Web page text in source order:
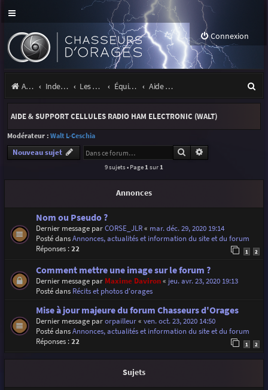
Connexion
Accueil Index du forum Les orages Équipement Aide & support cellules Radio Ham Electronic (Walt)
e
h
r
AIDE & SUPPORT CELLULES RADIO HAM ELECTRONIC (WALT)
Modérateur : Walt L-Ceschia
Nouveau sujet Rechercher
9 sujets • Page1sur1
Annonces
Nom ou Pseudo ?
Dernier message parCORSE_JLR« mar. déc. 29, 2020 19:14
Posté dansAnnonces, actualités et information du site et du forum
Réponses :22 1 2
Comment mettre une image sur le forum ?
Dernier message par Maxime Daviron« jeu. avr. 23, 2020 19:13
Posté dans Récits et photos d'orages
Mise à jour majeure du forum Chasseurs d'Orages
Dernier message parorpailleur« ven. oct. 23, 2020 14:50
Posté dansAnnonces, actualités et information du site et du forum
Réponses :22 1 2
Sujets